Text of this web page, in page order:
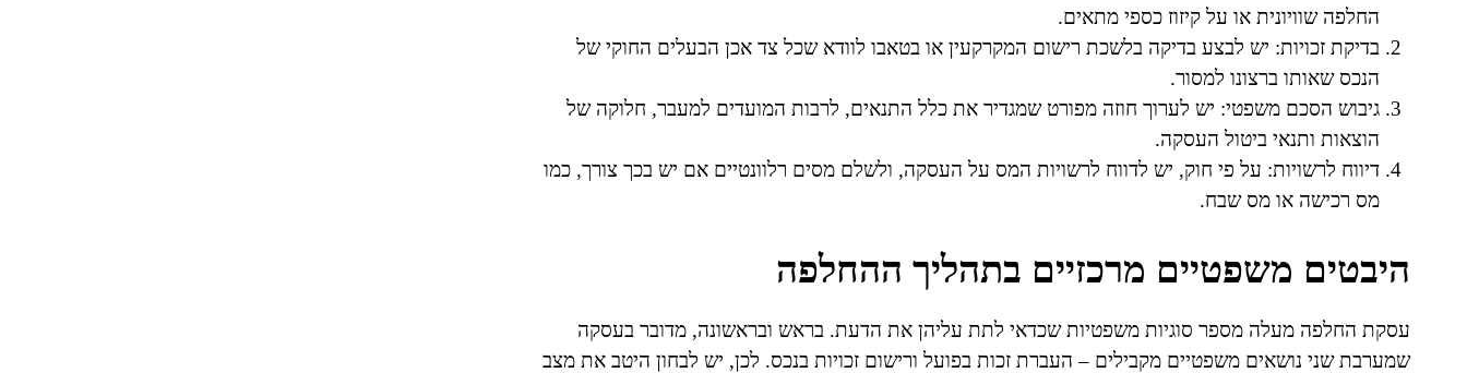
החלפה שוויונית או על קיזוז כספי מתאים.
בדיקת זכויות: יש לבצע בדיקה בלשכת רישום המקרקעין או בטאבו לוודא שכל צד אכן הבעלים החוקי של
הנכס שאותו ברצונו למסור.
גיבוש הסכם משפטי: יש לערוך חוזה מפורט שמגדיר את כלל התנאים, לרבות המועדים למעבר, חלוקה של
הוצאות ותנאי ביטול העסקה.
דיווח לרשויות: על פי חוק, יש לדווח לרשויות המס על העסקה, ולשלם מסים רלוונטיים אם יש בכך צורך, כמו
מס רכישה או מס שבח.
היבטים משפטיים מרכזיים בתהליך ההחלפה
עסקת החלפה מעלה מספר סוגיות משפטיות שכדאי לתת עליהן את הדעת. בראש ובראשונה, מדובר בעסקה
שמערבת שני נושאים משפטיים מקבילים – העברת זכות בפועל ורישום זכויות בנכס. לכן, יש לבחון היטב את מצב